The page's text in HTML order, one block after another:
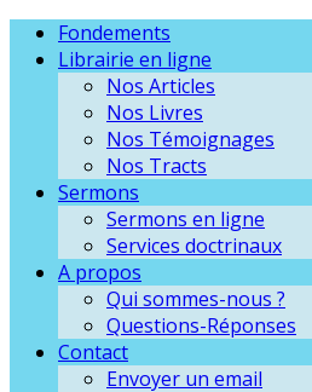
Fondements
Librairie en ligne
Nos Articles
Nos Livres
Nos Témoignages
Nos Tracts
Sermons
Sermons en ligne
Services doctrinaux
A propos
Qui sommes-nous ?
Questions-Réponses
Contact
Envoyer un email